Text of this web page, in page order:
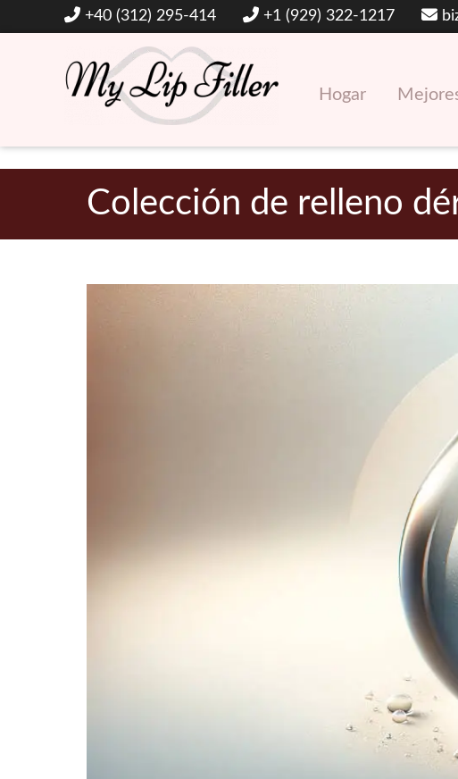
+40 (312) 295-414 +1 (929) 322-1217
Mi relleno de labios
Hogar
Colección de relleno